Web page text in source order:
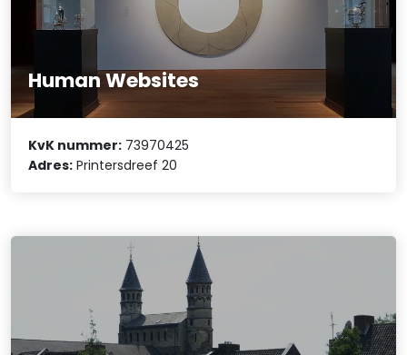
Human Websites
KvK nummer: 73970425
Adres: Printersdreef 20